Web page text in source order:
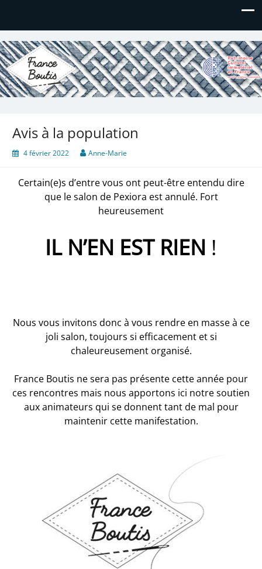
France Boutis
Le site de France Boutis
Avis à la population
4 février 2022 Anne-Marie
Certain(e)s d’entre vous ont peut-être entendu dire
que le salon de Pexiora est annulé. Fort
heureusement
IL N’EN EST RIEN !
Nous vous invitons donc à vous rendre en masse à ce
joli salon, toujours si efficacement et si
chaleureusement organisé.
France Boutis ne sera pas présente cette année pour
ces rencontres mais nous apportons ici notre soutien
aux animateurs qui se donnent tant de mal pour
maintenir cette manifestation.